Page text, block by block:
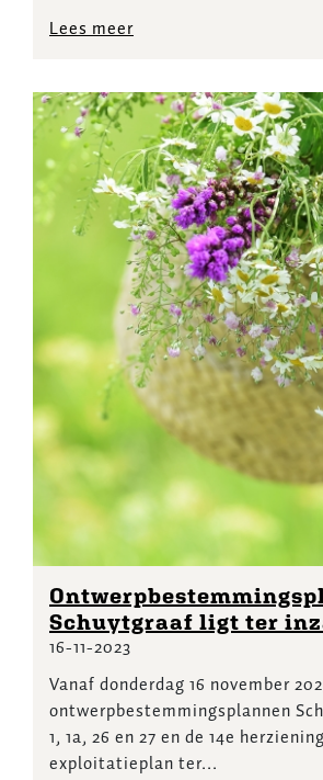
Lees meer
Schuytgraaf ligt ter
16-11-2023
Vanaf donderdag 16 november
ontwerpbestemmingsplannen
1, 1a, 26 en 27 en de 14e
exploitatieplan ter...